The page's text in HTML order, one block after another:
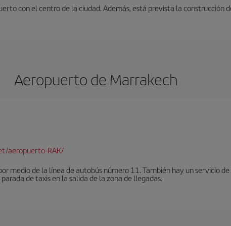
con el centro de la ciudad. Además, está prevista la construcción
Aeropuerto de Marrakech
aeropuerto-RAK/
medio de la línea de autobús número 11. También hay un servicio
de taxis en la salida de la zona de llegadas.